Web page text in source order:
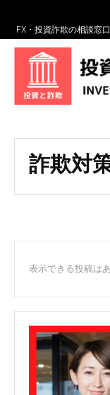
FX・投資詐欺の相談窓
詐欺対
表示できる投稿は